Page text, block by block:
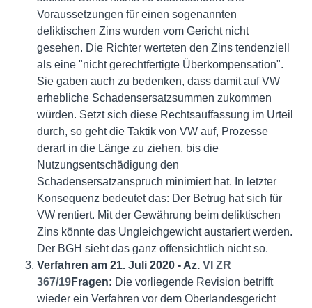
Voraussetzungen für einen sogenannten
deliktischen Zins wurden vom Gericht nicht
gesehen. Die Richter werteten den Zins tendenziell
als eine "nicht gerechtfertigte Überkompensation".
Sie gaben auch zu bedenken, dass damit auf VW
erhebliche Schadensersatzsummen zukommen
würden. Setzt sich diese Rechtsauffassung im Urteil
durch, so geht die Taktik von VW auf, Prozesse
derart in die Länge zu ziehen, bis die
Nutzungsentschädigung den
Schadensersatzanspruch minimiert hat. In letzter
Konsequenz bedeutet das: Der Betrug hat sich für
VW rentiert. Mit der Gewährung beim deliktischen
Zins könnte das Ungleichgewicht austariert werden.
Der BGH sieht das ganz offensichtlich nicht so.
Verfahren am 21. Juli 2020 - Az. VI ZR
367/19Fragen: Die vorliegende Revision betrifft
wieder ein Verfahren vor dem Oberlandesgericht